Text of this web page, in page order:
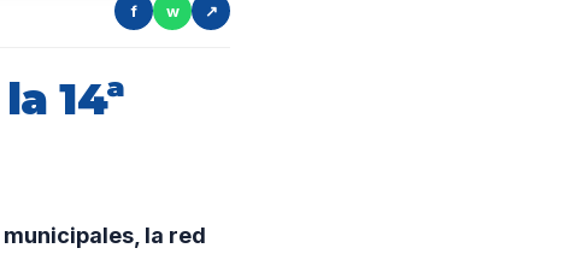
f w ↗
14ª
la red